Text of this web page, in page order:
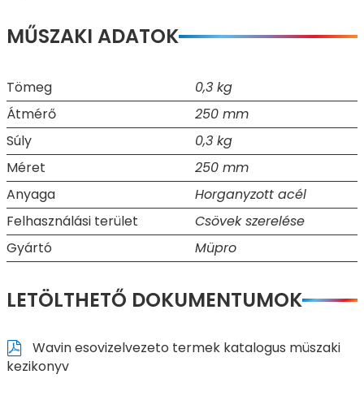
MŰSZAKI ADATOK
Tömeg
0,3 kg
Átmérő
250 mm
Súly
0,3 kg
Méret
250 mm
Anyaga
Horganyzott acél
Felhasználási terület
Csövek szerelése
Gyártó
Müpro
LETÖLTHETŐ DOKUMENTUMOK
Wavin esovizelvezeto termek katalogus müszaki
kezikonyv